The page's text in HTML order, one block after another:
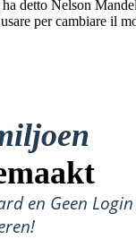
detto Nelson
per cambiare il
en Geen Login